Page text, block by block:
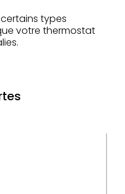
types
votre thermostat